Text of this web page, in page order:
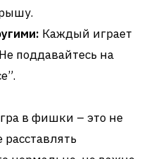
Каждый играет
поддавайтесь на
в фишки – это не